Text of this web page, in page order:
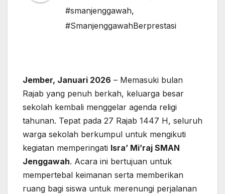
#smanjenggawah,
#SmanjenggawahBerprestasi
Jember, Januari 2026 – Memasuki bulan
Rajab yang penuh berkah, keluarga besar
sekolah kembali menggelar agenda religi
tahunan. Tepat pada 27 Rajab 1447 H, seluruh
warga sekolah berkumpul untuk mengikuti
kegiatan memperingati Isra’ Mi’raj SMAN
Jenggawah. Acara ini bertujuan untuk
mempertebal keimanan serta memberikan
ruang bagi siswa untuk merenungi perjalanan